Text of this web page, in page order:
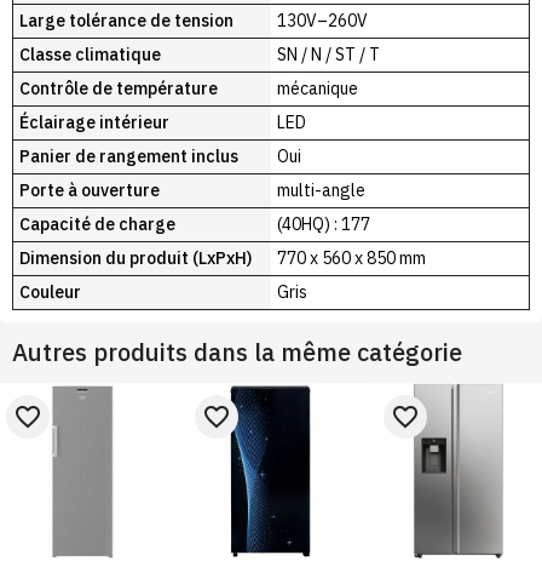
Large tolérance de tension
130V–260V
Classe climatique
SN / N / ST / T
Contrôle de température
mécanique
Éclairage intérieur
LED
Panier de rangement inclus
Oui
Porte à ouverture
multi-angle
Capacité de charge
(40HQ) : 177
Dimension du produit (LxPxH)
770 x 560 x 850 mm
Couleur
Gris
Autres produits dans la même catégorie
favorite_border favorite_border favorite_border